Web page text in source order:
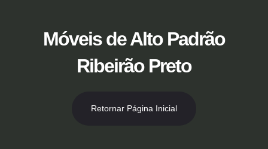
Móveis de Alto Padrão
Ribeirão Preto
Retornar Página Inicial